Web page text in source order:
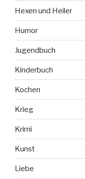
Hexen und Heiler
Humor
Jugendbuch
Kinderbuch
Kochen
Krieg
Krimi
Kunst
Liebe